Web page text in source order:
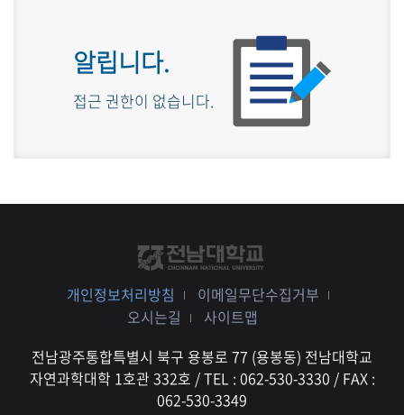
알립니다.
접근 권한이 없습니다.
개인정보처리방침
이메일무단수집거부
오시는길
사이트맵
전남광주통합특별시 북구 용봉로 77 (용봉동) 전남대학교
자연과학대학 1호관 332호 / TEL : 062-530-3330 / FAX :
062-530-3349